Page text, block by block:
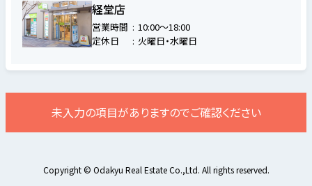
経堂店
営業時間
10:00～18:00
定休日
火曜日・水曜日
未入力の項目がありますのでご確認ください
Copyright © Odakyu Real Estate Co.,Ltd. All rights reserved.